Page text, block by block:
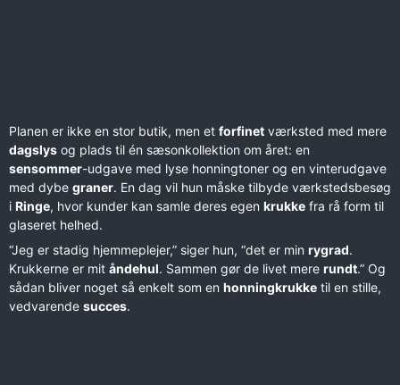
Planen er ikke en stor butik, men et forfinet værksted med mere
dagslys og plads til én sæsonkollektion om året: en
sensommer-udgave med lyse honningtoner og en vinterudgave
med dybe graner. En dag vil hun måske tilbyde værkstedsbesøg
i Ringe, hvor kunder kan samle deres egen krukke fra rå form til
glaseret helhed.
“Jeg er stadig hjemmeplejer,” siger hun, “det er min rygrad.
Krukkerne er mit åndehul. Sammen gør de livet mere rundt.” Og
sådan bliver noget så enkelt som en honningkrukke til en stille,
vedvarende succes.